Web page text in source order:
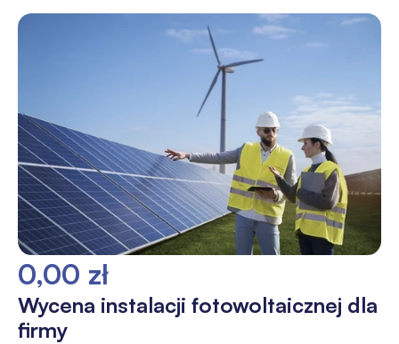
0,00 zł
Wycena instalacji fotowoltaicznej dla
firmy